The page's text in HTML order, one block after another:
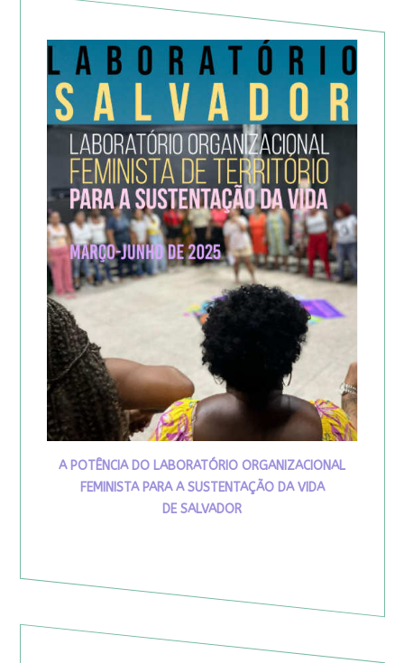
A POTÊNCIA DO LABORATÓRIO ORGANIZACIONAL
FEMINISTA PARA A SUSTENTAÇÃO DA VIDA
DE SALVADOR